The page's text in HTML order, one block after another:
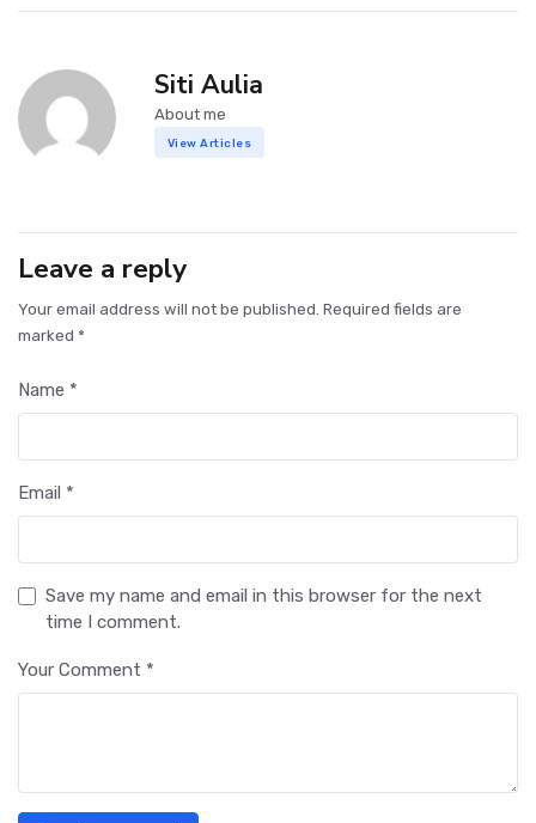
Siti Aulia
About me
View Articles
Leave a reply
Your email address will not be published. Required fields are
marked *
Name *
Email *
Save my name and email in this browser for the next
time I comment.
Your Comment *